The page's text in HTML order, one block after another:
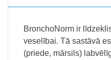
BronchoNorm ir
veselībai. Tā sastāvā
(priede, mārsils)